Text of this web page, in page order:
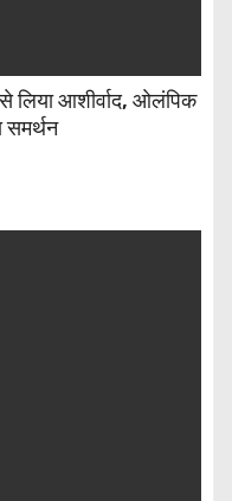
से लिया आशीर्वाद, ओलंपिक
समर्थन